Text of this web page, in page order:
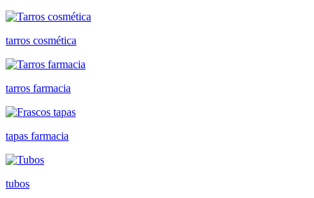
tarros cosmética
tarros farmacia
tapas farmacia
tubos